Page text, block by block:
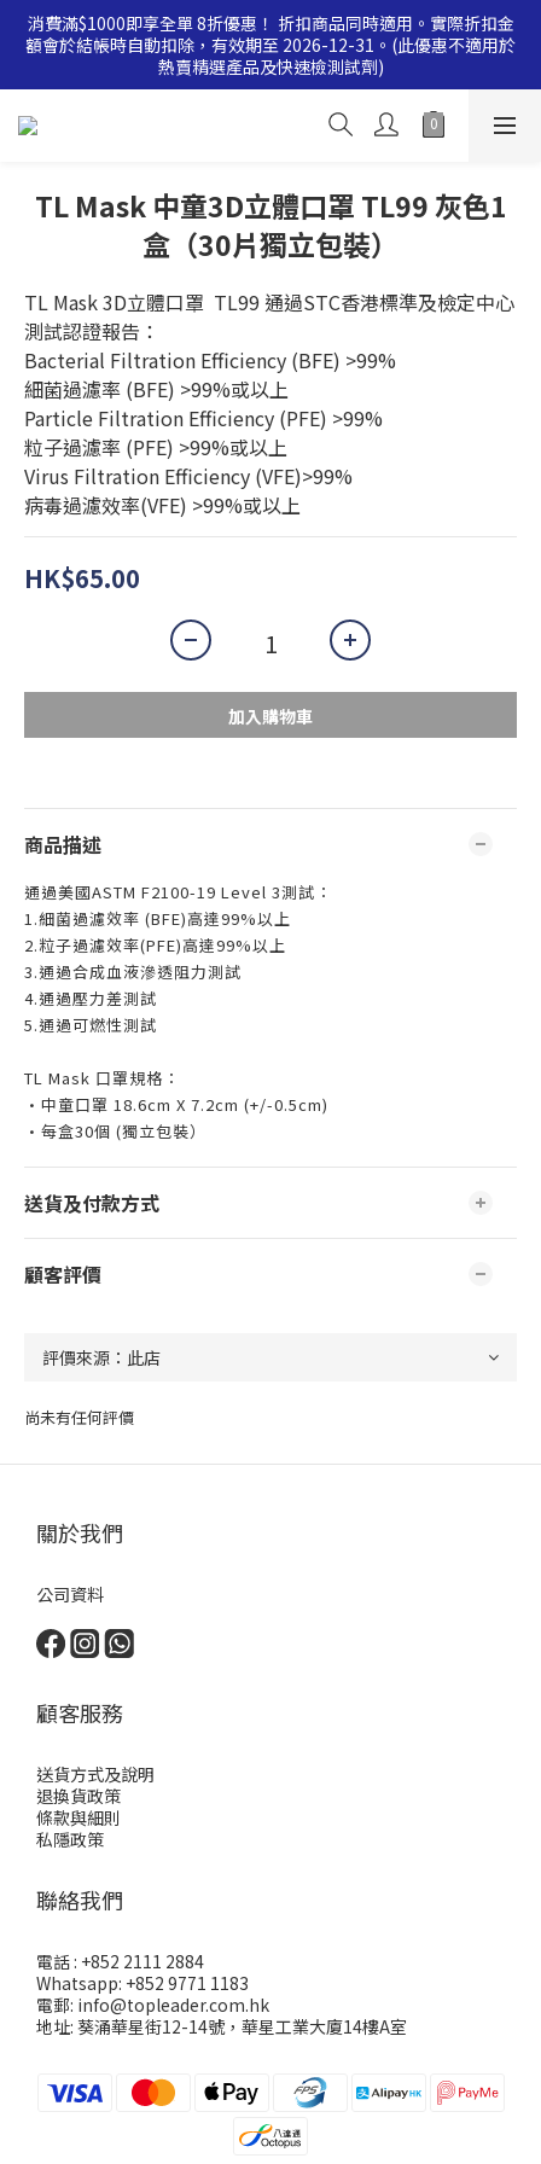
消費滿$500即享全單 9 折優惠！折扣商品同時適用。實際折扣金
額會於結帳時自動扣除，有效期至 2026-12-31。(此優惠不適用於
熱賣精選產品及快速檢測試劑)
消費滿$1000即享全單 8折優惠！ 折扣商品同時適用。實際折扣金
額會於結帳時自動扣除，有效期至 2026-12-31。(此優惠不適用於
熱賣精選產品及快速檢測試劑)
消費滿$500即享全單 9 折優惠！折扣商品同時適用。實際折扣金
額會於結帳時自動扣除，有效期至 2026-12-31。(此優惠不適用於
TL Mask 中童3D立體口罩 TL99 灰色1
盒（30片獨立包裝）
TL Mask 3D立體口罩  TL99 通過STC香港標準及檢定中心
測試認證報告：
Bacterial Filtration Efficiency (BFE) >99%
細菌過濾率 (BFE) >99%或以上
Particle Filtration Efficiency (PFE) >99%
粒子過濾率 (PFE) >99%或以上
Virus Filtration Efficiency (VFE)>99%
病毒過濾效率(VFE) >99%或以上
HK$65.00
加入購物車
商品描述
通過美國ASTM F2100-19 Level 3測試：
1.細菌過濾效率 (BFE)高達99%以上
2.粒子過濾效率(PFE)高達99%以上
3.通過合成血液滲透阻力測試
4.通過壓力差測試
5.通過可燃性測試
TL Mask 口罩規格：
•中童口罩 18.6cm X 7.2cm (+/-0.5cm)
•每盒30個 (獨立包裝）
送貨及付款方式
顧客評價
尚未有任何評價
關於我們
公司資料
顧客服務
送貨方式及說明
退換貨政策
條款與細則
私隱政策
聯絡我們
電話 : +852 2111 2884
Whatsapp: +852 9771 1183
電郵: info@topleader.com.hk
地址: 葵涌華星街12-14號，華星工業大廈14樓A室